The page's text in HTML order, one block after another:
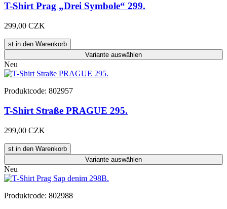
T-Shirt Prag „Drei Symbole“ 299.
299,00 CZK
st in den Warenkorb
Variante auswählen
Neu
Produktcode: 802957
T-Shirt Straße PRAGUE 295.
299,00 CZK
st in den Warenkorb
Variante auswählen
Neu
Produktcode: 802988